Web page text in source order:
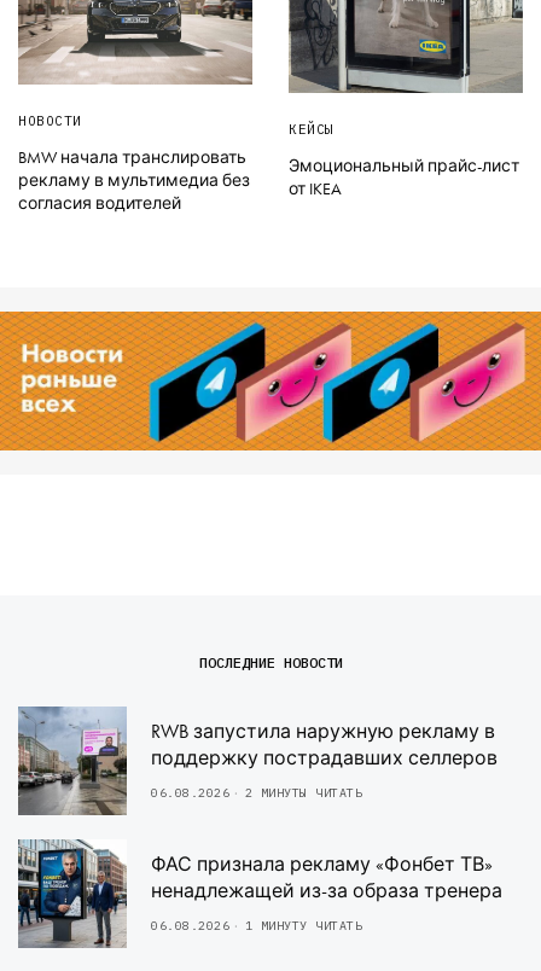
НОВОСТИ
BMW начала транслировать
рекламу в мультимедиа без
согласия водителей
КЕЙСЫ
Эмоциональный прайс-лист
от IKEA
ПОСЛЕДНИЕ НОВОСТИ
RWB запустила наружную рекламу в
поддержку пострадавших селлеров
06.08.2026 2 МИНУТЫ ЧИТАТЬ
ФАС признала рекламу «Фонбет ТВ»
ненадлежащей из-за образа тренера
06.08.2026 1 МИНУТУ ЧИТАТЬ